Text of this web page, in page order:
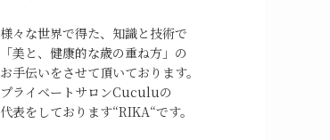
様々な世界で得た、知識と技術で
「美と、健康的な歳の重ね方」の
お手伝いをさせて頂いております。
プライベートサロンCuculuの
代表をしております“RIKA“です。